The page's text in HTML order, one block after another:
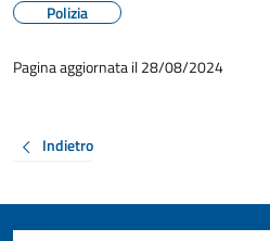
Polizia
Pagina aggiornata il 28/08/2024
Indietro